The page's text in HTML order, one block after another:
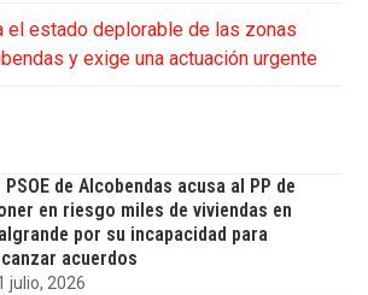
el estado deplorable de las zonas
y exige una actuación urgente
PSOE de Alcobendas acusa al PP de
en riesgo miles de viviendas en
por su incapacidad para
acuerdos
julio, 2026